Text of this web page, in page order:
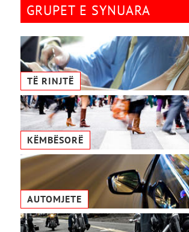
GRUPET E SYNUARA
TË RINJTË
KËMBËSORË
AUTOMJETE